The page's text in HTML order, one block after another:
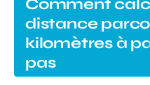
Comment
distance
kilomètres à
pas